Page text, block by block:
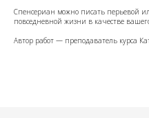
Спенсериан можно писать перьевой
повседневной жизни в качестве
Автор работ — преподаватель курса